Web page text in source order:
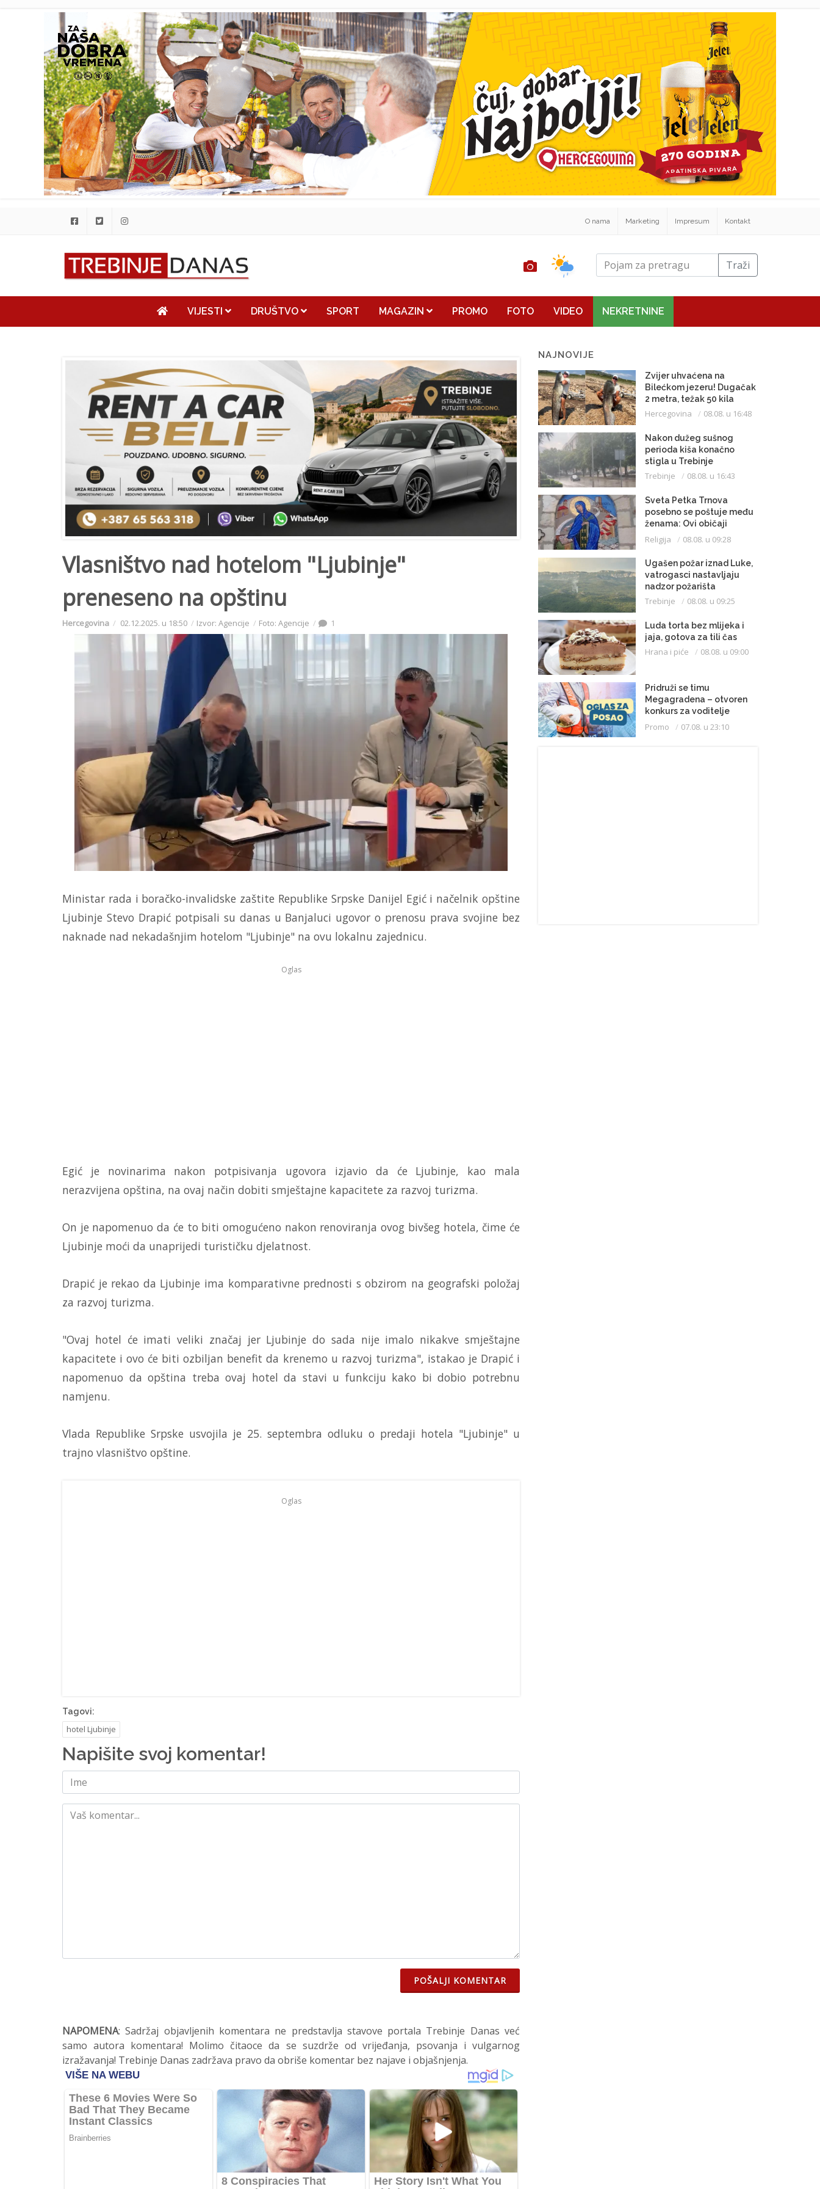
O nama Marketing Impresum Kontakt
Traži
VIJESTI DRUŠTVO SPORT MAGAZIN PROMO FOTO VIDEO NEKRETNINE
Vlasništvo nad hotelom "Ljubinje"
preneseno na opštinu
Hercegovina 02.12.2025. u 18:50 Izvor: Agencije Foto: Agencije 1
Ministar rada i boračko-invalidske zaštite Republike Srpske Danijel Egić i načelnik opštine
Ljubinje Stevo Drapić potpisali su danas u Banjaluci ugovor o prenosu prava svojine bez
naknade nad nekadašnjim hotelom "Ljubinje" na ovu lokalnu zajednicu.
Oglas
Egić je novinarima nakon potpisivanja ugovora izjavio da će Ljubinje, kao mala
nerazvijena opština, na ovaj način dobiti smještajne kapacitete za razvoj turizma.
On je napomenuo da će to biti omogućeno nakon renoviranja ovog bivšeg hotela, čime će
Ljubinje moći da unaprijedi turističku djelatnost.
Drapić je rekao da Ljubinje ima komparativne prednosti s obzirom na geografski položaj
za razvoj turizma.
"Ovaj hotel će imati veliki značaj jer Ljubinje do sada nije imalo nikakve smještajne
kapacitete i ovo će biti ozbiljan benefit da krenemo u razvoj turizma", istakao je Drapić i
napomenuo da opština treba ovaj hotel da stavi u funkciju kako bi dobio potrebnu
namjenu.
Vlada Republike Srpske usvojila je 25. septembra odluku o predaji hotela "Ljubinje" u
trajno vlasništvo opštine.
Oglas
Tagovi:
hotel Ljubinje
Napišite svoj komentar!
POŠALJI KOMENTAR
NAPOMENA: Sadržaj objavljenih komentara ne predstavlja stavove portala Trebinje Danas već
samo autora komentara! Molimo čitaoce da se suzdrže od vrijeđanja, psovanja i vulgarnog
izražavanja! Trebinje Danas zadržava pravo da obriše komentar bez najave i objašnjenja.
NAJNOVIJE
Zvijer uhvaćena na
Bilećkom jezeru! Dugačak
2 metra, težak 50 kila
Hercegovina 08.08. u 16:48
Nakon dužeg sušnog
perioda kiša konačno
stigla u Trebinje
Trebinje 08.08. u 16:43
Sveta Petka Trnova
posebno se poštuje među
ženama: Ovi običaji
vijekovima se čuvaju
Religija 08.08. u 09:28
Ugašen požar iznad Luke,
vatrogasci nastavljaju
nadzor požarišta
Trebinje 08.08. u 09:25
Luda torta bez mlijeka i
jaja, gotova za tili čas
Hrana i piće 08.08. u 09:00
Pridruži se timu
Megagradena – otvoren
konkurs za voditelje
gradilišta
Promo 07.08. u 23:10